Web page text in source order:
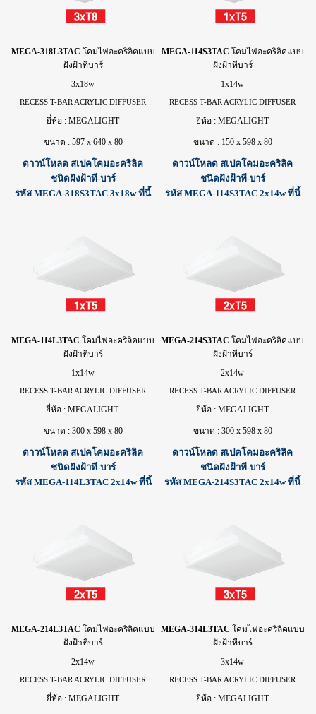
MEGA-318L3TAC โคมไฟ อะคริลิคแบบ
ฝังฝ้าทีบาร์
3x18w
RECESS T-BAR ACRYLIC DIFFUSER
ยี่ห้อ : MEGALIGHT
ขนาด : 597 x 640 x 80
ดาวน์โหลด สเปคโคมอะคริลิค
ชนิดฝังฝ้าที-บาร์
รหัส MEGA-318S3TAC 3x18w ที่นี้
MEGA-114S3TAC โคมไฟ อะคริลิคแบบ
ฝังฝ้าทีบาร์
1x14w
RECESS T-BAR ACRYLIC DIFFUSER
ยี่ห้อ : MEGALIGHT
ขนาด : 150 x 598 x 80
ดาวน์โหลด สเปคโคมอะคริลิค
ชนิดฝังฝ้าที-บาร์
รหัส MEGA-114S3TAC 2x14w ที่นี้
MEGA-114L3TAC โคมไฟ อะคริลิคแบบ
ฝังฝ้าทีบาร์
1x14w
RECESS T-BAR ACRYLIC DIFFUSER
ยี่ห้อ : MEGALIGHT
ขนาด : 300 x 598 x 80
ดาวน์โหลด สเปคโคมอะคริลิค
ชนิดฝังฝ้าที-บาร์
รหัส MEGA-114L3TAC 2x14w ที่นี้
MEGA-214S3TAC โคมไฟ อะคริลิคแบบ
ฝังฝ้าทีบาร์
2x14w
RECESS T-BAR ACRYLIC DIFFUSER
ยี่ห้อ : MEGALIGHT
ขนาด : 300 x 598 x 80
ดาวน์โหลด สเปคโคมอะคริลิค
ชนิดฝังฝ้าที-บาร์
รหัส MEGA-214S3TAC 2x14w ที่นี้
MEGA-214L3TAC โคมไฟ อะคริลิคแบบ
ฝังฝ้าทีบาร์
2x14w
RECESS T-BAR ACRYLIC DIFFUSER
ยี่ห้อ : MEGALIGHT
MEGA-314L3TAC โคมไฟ อะคริลิคแบบ
ฝังฝ้าทีบาร์
3x14w
RECESS T-BAR ACRYLIC DIFFUSER
ยี่ห้อ : MEGALIGHT